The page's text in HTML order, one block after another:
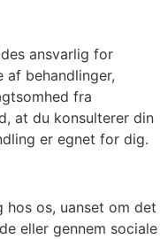
ansvarlig for
af behandlinger,
fra
at du konsulterer din
er egnet for dig.
os, uanset om det
eller gennem sociale